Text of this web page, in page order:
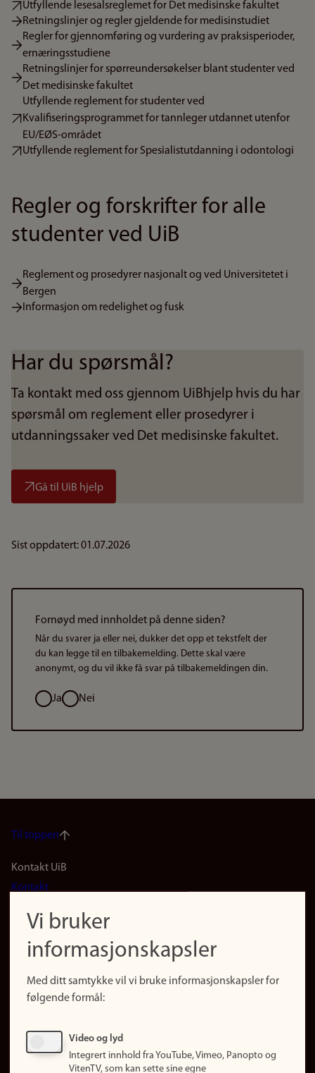
Utfyllende lesesalsreglemet for Det medisinske fakultet
Retningslinjer og regler gjeldende for medisinstudiet
Regler for gjennomføring og vurdering av praksisperioder,
ernæringsstudiene
Retningslinjer for spørreundersøkelser blant studenter ved
Det medisinske fakultet
Utfyllende reglement for studenter ved
Kvalifiseringsprogrammet for tannleger utdannet utenfor
EU/EØS-området
Utfyllende reglement for Spesialistutdanning i odontologi
Regler og forskrifter for alle
studenter ved UiB
Reglement og prosedyrer nasjonalt og ved Universitetet i
Bergen
Informasjon om redelighet og fusk
Har du spørsmål?
Ta kontakt med oss gjennom UiBhjelp hvis du har
spørsmål om reglement eller prosedyrer i
utdanningssaker ved Det medisinske fakultet.
Gå til UiB hjelp
Sist oppdatert: 01.07.2026
Fornøyd med innholdet på denne siden?
Når du svarer ja eller nei, dukker det opp et tekstfelt der
du kan legge til en tilbakemelding. Dette skal være
anonymt, og du vil ikke få svar på tilbakemeldingen din.
ValgJa Nei
Til toppen
Footer
(no)
Kontakt UiB
Kontakt
Finn forsker
Presse
Finn studier
Ledige stillinger
Vi bruker
informasjonskapsler
Med ditt samtykke vil vi bruke informasjonskapsler for
følgende formål:
Video og lyd
Integrert innhold fra YouTube, Vimeo, Panopto og
VitenTV, som kan sette sine egne